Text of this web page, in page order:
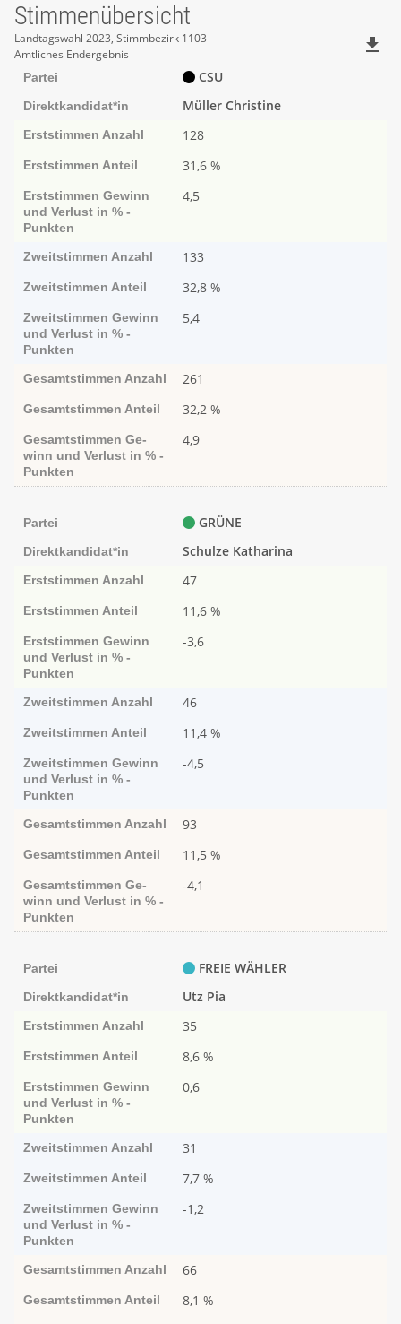
Stimmenübersicht
Stimmenübersicht
Landtagswahl 2023, Stimmbezirk 1103
Amtliches Endergebnis
file_download
Partei CSU
Direktkandidat*in Müller Christine
Erststimmen Anzahl 128
Erststimmen Anteil 31,6 %
Erststimmen Ge­­winn
und Ver­­lust in % -
Punk­ten
4,5
Zweitstimmen Anzahl 133
Zweitstimmen Anteil 32,8 %
Zweitstimmen Ge­­winn
und Ver­­lust in % -
Punk­ten
5,4
Gesamtstimmen Anzahl 261
Gesamtstimmen Anteil 32,2 %
Gesamtstimmen Ge­­
winn und Ver­­lust in % -
Punk­ten
4,9
Partei GRÜNE
Direktkandidat*in Schulze Katharina
Erststimmen Anzahl 47
Erststimmen Anteil 11,6 %
Erststimmen Ge­­winn
und Ver­­lust in % -
Punk­ten
-3,6
Zweitstimmen Anzahl 46
Zweitstimmen Anteil 11,4 %
Zweitstimmen Ge­­winn
und Ver­­lust in % -
Punk­ten
-4,5
Gesamtstimmen Anzahl 93
Gesamtstimmen Anteil 11,5 %
Gesamtstimmen Ge­­
winn und Ver­­lust in % -
Punk­ten
-4,1
Partei FREIE WÄHLER
Direktkandidat*in Utz Pia
Erststimmen Anzahl 35
Erststimmen Anteil 8,6 %
Erststimmen Ge­­winn
und Ver­­lust in % -
Punk­ten
0,6
Zweitstimmen Anzahl 31
Zweitstimmen Anteil 7,7 %
Zweitstimmen Ge­­winn
und Ver­­lust in % -
Punk­ten
-1,2
Gesamtstimmen Anzahl 66
Gesamtstimmen Anteil 8,1 %